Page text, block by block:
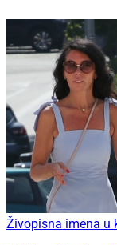
Živopisna imena u